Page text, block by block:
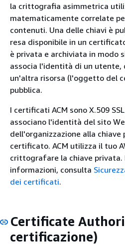
la crittografia asimmetrica
matematicamente correlate
contenuti. Una delle chiavi è
resa disponibile in un
è privata e archiviata in modo
associa l'identità di un utente,
un'altra risorsa (l'oggetto del
pubblica.
I certificati ACM sono X.509
associano l'identità del sito
dell'organizzazione alla
certificato. ACM utilizza il tuo
crittografare la chiave privata.
informazioni, consulta
dei certificati.
Certificate
certificazione)